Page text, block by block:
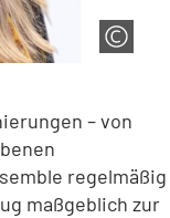
– von
regelmäßig
maßgeblich zur